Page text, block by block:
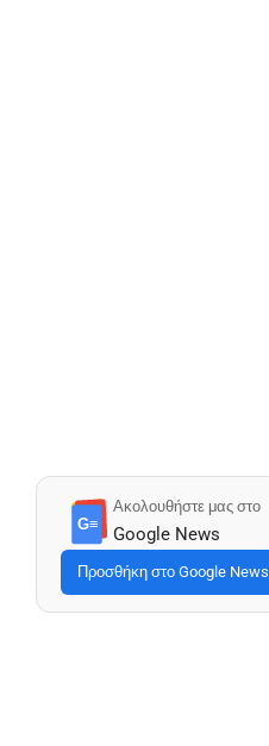
G≡
Ακολουθήστε μας στο
Google News
Προσθήκη στο Google News